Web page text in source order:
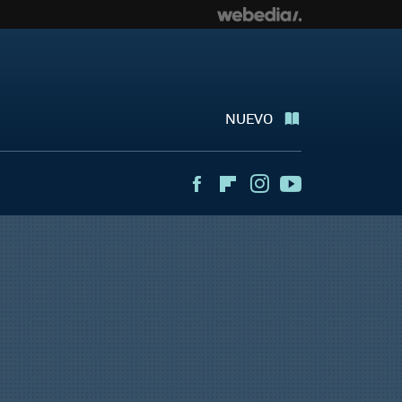
NUEVO
FacebookFlipboardInstagram